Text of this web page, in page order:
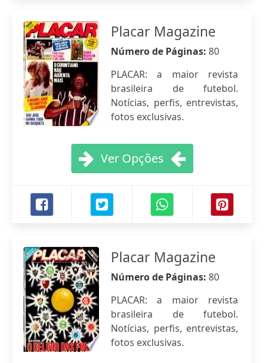
Placar Magazine
Número de Páginas: 80
PLACAR: a maior revista
brasileira de futebol.
Notícias, perfis, entrevistas,
fotos exclusivas.
Ver Opções
Placar Magazine
Número de Páginas: 80
PLACAR: a maior revista
brasileira de futebol.
Notícias, perfis, entrevistas,
fotos exclusivas.